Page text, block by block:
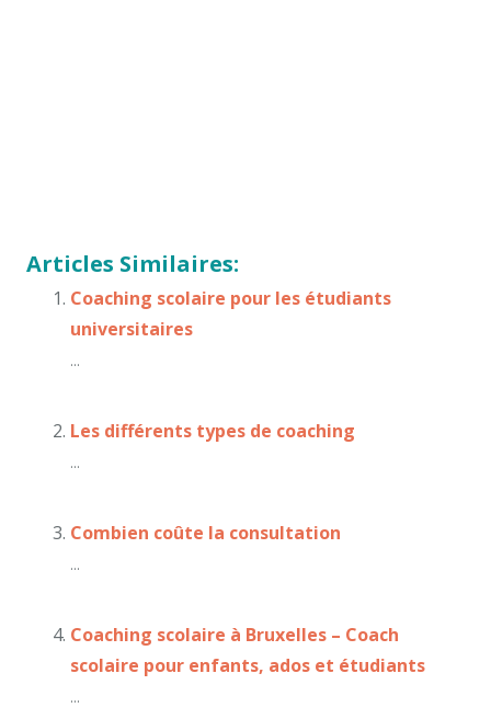
Articles Similaires:
Coaching scolaire pour les étudiants
universitaires
...
Les différents types de coaching
...
Combien coûte la consultation
...
Coaching scolaire à Bruxelles – Coach
scolaire pour enfants, ados et étudiants
...